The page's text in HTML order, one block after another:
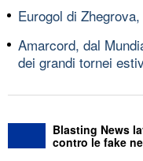
Eurogol di
Amarcord, dal
dei grandi tornei
Blasting News
contro le fake